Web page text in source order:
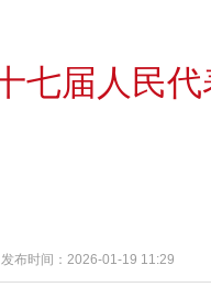
七届人民
发布时间：2026-01-19 11:29